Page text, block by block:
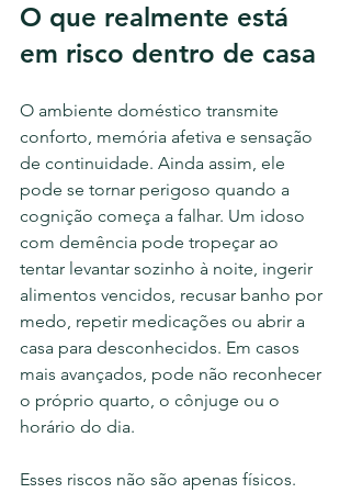
O que realmente está
em risco dentro de casa
O ambiente doméstico transmite
conforto, memória afetiva e sensação
de continuidade. Ainda assim, ele
pode se tornar perigoso quando a
cognição começa a falhar. Um idoso
com demência pode tropeçar ao
tentar levantar sozinho à noite, ingerir
alimentos vencidos, recusar banho por
medo, repetir medicações ou abrir a
casa para desconhecidos. Em casos
mais avançados, pode não reconhecer
o próprio quarto, o cônjuge ou o
horário do dia.
Esses riscos não são apenas físicos.